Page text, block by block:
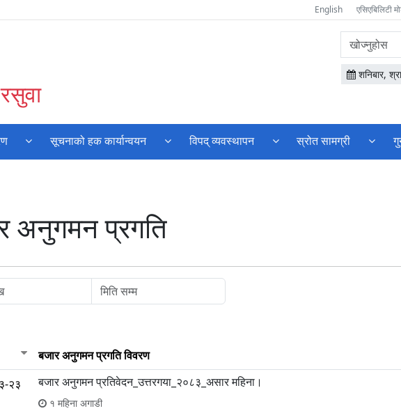
English एसिएबिलिटी
वेबसाइटमा
सामग्री
खोज्नुहोस
शनिबार,
सूचनाको हक कार्यान्वयन विपद् व्यवस्थापन स्रोत सामग्री
अनुगमन प्रगति
बजार अनुगमन प्रगति विवरण
२३
बजार अनुगमन प्रतिवेदन_उत्तरगया_२०८३_असार महिना।
१ महिना अगाडी